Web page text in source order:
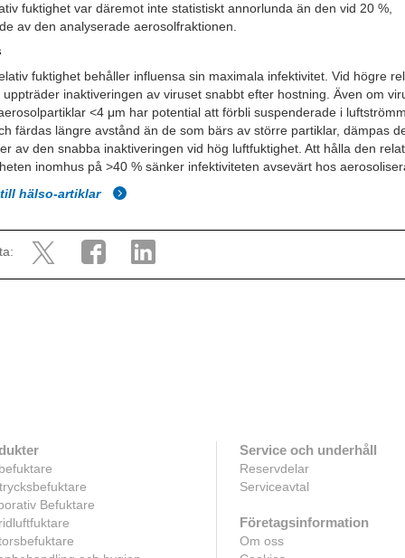
fuktighet var däremot inte statistiskt annorlunda än den vid 20 %,
av den analyserade aerosolfraktionen.
fuktighet behåller influensa sin maximala infektivitet. Vid högre
uppträder inaktiveringen av viruset snabbt efter hostning. Även om
<4 μm har potential att förbli suspenderade i
färdas längre avstånd än de som bärs av större partiklar, dämpas
av den snabba inaktiveringen vid hög luftfuktighet. Att hålla den
inomhus på >40 % sänker infektiviteten avsevärt hos
hälso-artiklar
Befuktare
Service och underhåll
Reservdelar
Serviceavtal
Företagsinformation
Om oss